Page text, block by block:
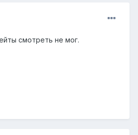
смотреть не мог.